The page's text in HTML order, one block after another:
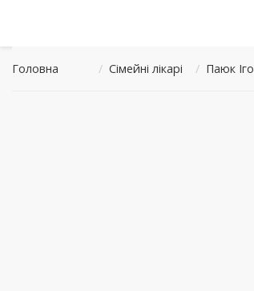
Головна / Сімейні лікарі / Паюк